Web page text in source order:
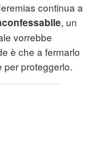
continua a
, un
vorrebbe
è che a fermarlo
per proteggerlo.